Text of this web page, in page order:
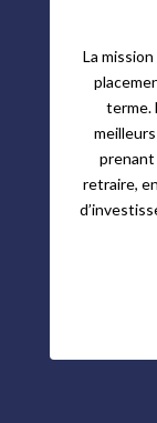
La
terme.
prenant
retraire,